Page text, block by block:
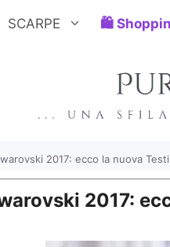
SCARPE
2017: ecco la nuova
2017: